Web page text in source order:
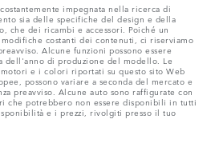
impegnata nella ricerca di
sia delle specifiche del design e della
che dei ricambi e accessori. Poiché un
costanti dei contenuti, ci riserviamo
Alcune funzioni possono essere
dell'anno di produzione del modello. Le
e i colori riportati su questo sito Web
possono variare a seconda del mercato e
preavviso. Alcune auto sono raffigurate con
che potrebbero non essere disponibili in tutti
e i prezzi, rivolgiti presso il tuo